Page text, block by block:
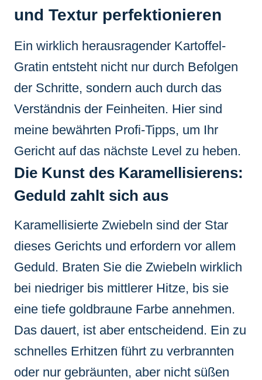
und Textur perfektionieren
Ein wirklich herausragender Kartoffel-
Gratin entsteht nicht nur durch Befolgen
der Schritte, sondern auch durch das
Verständnis der Feinheiten. Hier sind
meine bewährten Profi-Tipps, um Ihr
Gericht auf das nächste Level zu heben.
Die Kunst des Karamellisierens:
Geduld zahlt sich aus
Karamellisierte Zwiebeln sind der Star
dieses Gerichts und erfordern vor allem
Geduld. Braten Sie die Zwiebeln wirklich
bei niedriger bis mittlerer Hitze, bis sie
eine tiefe goldbraune Farbe annehmen.
Das dauert, ist aber entscheidend. Ein zu
schnelles Erhitzen führt zu verbrannten
oder nur gebräunten, aber nicht süßen